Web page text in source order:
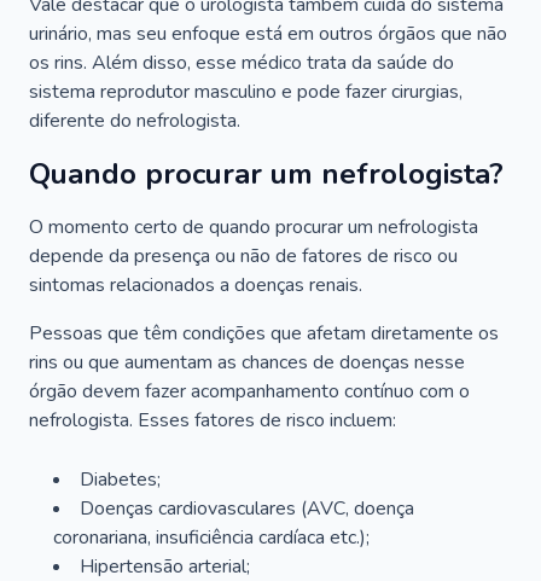
urinário, mas seu enfoque está em outros órgãos que não
os rins. Além disso, esse médico trata da saúde do
sistema reprodutor masculino e pode fazer cirurgias,
diferente do nefrologista.
Quando procurar um nefrologista?
O momento certo de quando procurar um nefrologista
depende da presença ou não de fatores de risco ou
sintomas relacionados a doenças renais.
Pessoas que têm condições que afetam diretamente os
rins ou que aumentam as chances de doenças nesse
órgão devem fazer acompanhamento contínuo com o
nefrologista. Esses fatores de risco incluem:
Diabetes;
Doenças cardiovasculares (AVC, doença
coronariana, insuficiência cardíaca etc.);
Hipertensão arterial;